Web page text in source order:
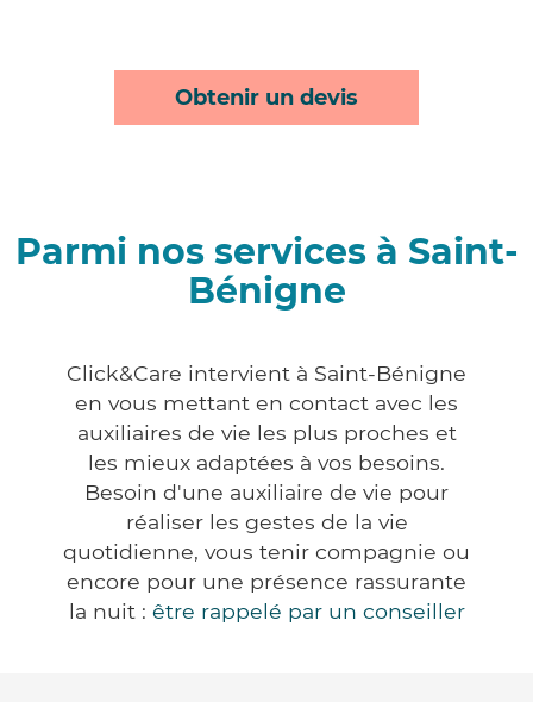
Obtenir un devis
Parmi nos services à Saint-
Bénigne
Click&Care intervient à Saint-Bénigne
en vous mettant en contact avec les
auxiliaires de vie les plus proches et
les mieux adaptées à vos besoins.
Besoin d'une auxiliaire de vie pour
réaliser les gestes de la vie
quotidienne, vous tenir compagnie ou
encore pour une présence rassurante
la nuit : être rappelé par un conseiller